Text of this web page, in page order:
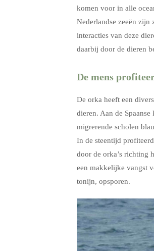
komen voor in alle
Nederlandse zeeën zijn
interacties van deze
daarbij door de dieren
De mens
De orka heeft een
dieren. Aan de
migrerende scholen
In de steentijd
door de orka’s richting
een makkelijke vangst
tonijn, opsporen.